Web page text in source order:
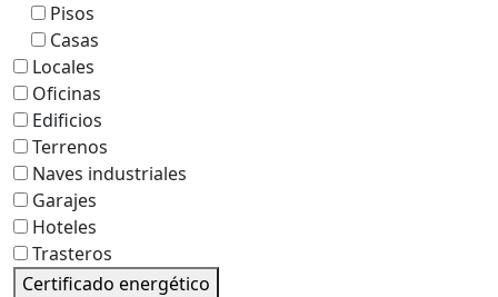
Pisos
Casas
Locales
Oficinas
Edificios
Terrenos
Naves industriales
Garajes
Hoteles
Trasteros
Certificado energético